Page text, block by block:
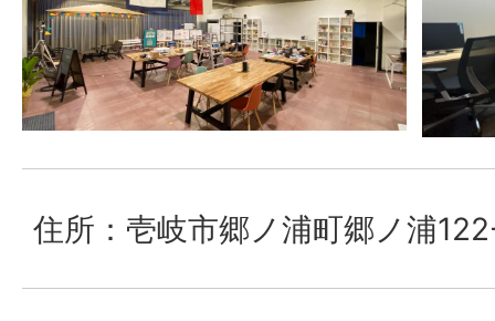
住所：壱岐市郷ノ浦町郷ノ浦